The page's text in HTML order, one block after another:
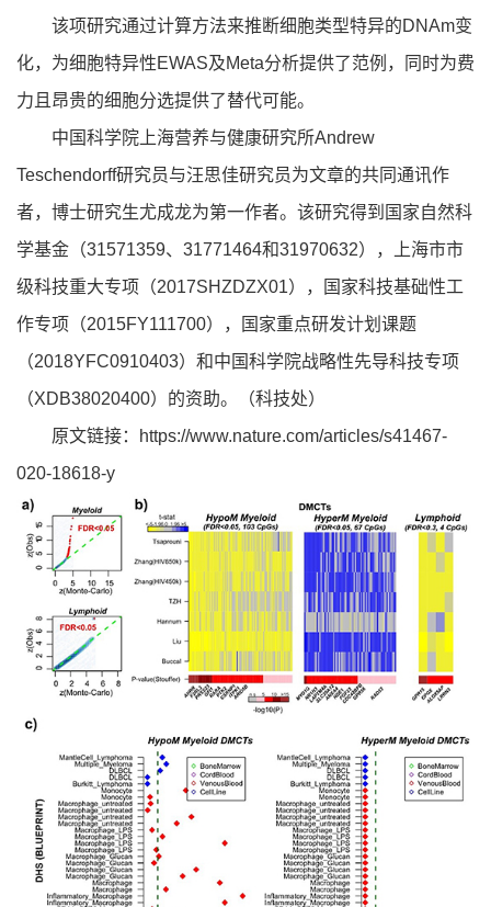
该项研究通过计算方法来推断细胞类型特异的DNAm变
化，为细胞特异性EWAS及Meta分析提供了范例，同时为费
力且昂贵的细胞分选提供了替代可能。
中国科学院上海营养与健康研究所Andrew
Teschendorff研究员与汪思佳研究员为文章的共同通讯作
者，博士研究生尤成龙为第一作者。该研究得到国家自然科
学基金（31571359、31771464和31970632），上海市市
级科技重大专项（2017SHZDZX01），国家科技基础性工
作专项（2015FY111700），国家重点研发计划课题
（2018YFC0910403）和中国科学院战略性先导科技专项
（XDB38020400）的资助。（科技处）
原文链接：
https://www.nature.com/articles/s41467-
020-18618-y